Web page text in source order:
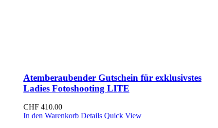
Atemberaubender Gutschein für exklusivstes
Ladies Fotoshooting LITE
CHF 410.00
In den Warenkorb Details Quick View